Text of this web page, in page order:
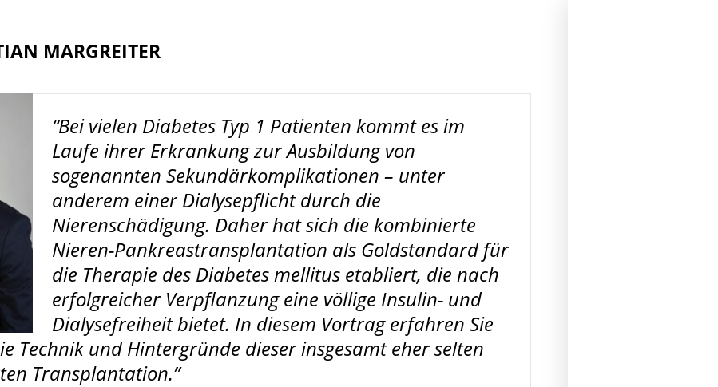
MARGREITER
“Bei vielen Diabetes Typ 1 Patienten kommt es im
Laufe ihrer Erkrankung zur Ausbildung von
sogenannten Sekundärkomplikationen – unter
anderem einer Dialysepflicht durch die
Nierenschädigung. Daher hat sich die kombinierte
Nieren-Pankreastransplantation als Goldstandard für
die Therapie des Diabetes mellitus etabliert, die nach
erfolgreicher Verpflanzung eine völlige Insulin- und
Dialysefreiheit bietet. In diesem Vortrag erfahren Sie
Technik und Hintergründe dieser insgesamt eher selten
Transplantation.”